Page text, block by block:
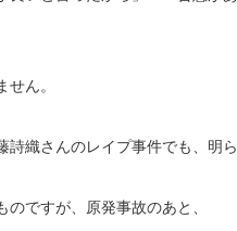
ん。
織さんのレイプ事件でも、明ら
ですが、原発事故のあと、